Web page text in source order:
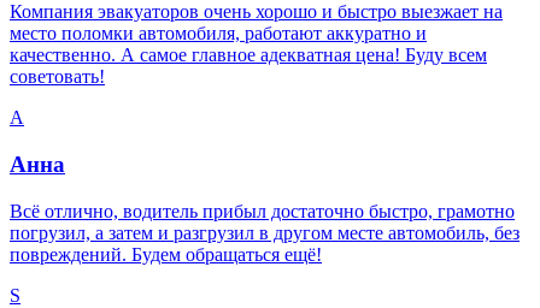
Компания эвакуаторов очень хорошо и быстро выезжает на
место поломки автомобиля, работают аккуратно и
качественно. А самое главное адекватная цена! Буду всем
советовать!
А
Анна
Всё отлично, водитель прибыл достаточно быстро, грамотно
погрузил, а затем и разгрузил в другом месте автомобиль, без
повреждений. Будем обращаться ещё!
S